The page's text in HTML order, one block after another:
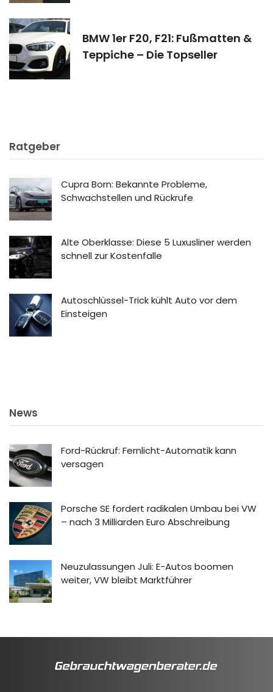
BMW 1er F20, F21: Fußmatten &
Teppiche – Die Topseller
Ratgeber
Cupra Born: Bekannte Probleme,
Schwachstellen und Rückrufe
Alte Oberklasse: Diese 5 Luxusliner werden
schnell zur Kostenfalle
Autoschlüssel-Trick kühlt Auto vor dem
Einsteigen
News
Ford-Rückruf: Fernlicht-Automatik kann
versagen
Porsche SE fordert radikalen Umbau bei VW
– nach 3 Milliarden Euro Abschreibung
Neuzulassungen Juli: E-Autos boomen
weiter, VW bleibt Marktführer